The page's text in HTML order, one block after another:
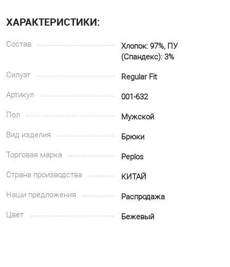
ХАРАКТЕРИСТИКИ:
Состав
Хлопок: 97%, ПУ
(Спандекс): 3%
Силуэт
Regular Fit
Артикул
001-632
Пол
Мужской
Вид изделия
Брюки
Торговая марка
Peplos
Страна производства
КИТАЙ
Наши предложения
Распродажа
Цвет
Бежевый